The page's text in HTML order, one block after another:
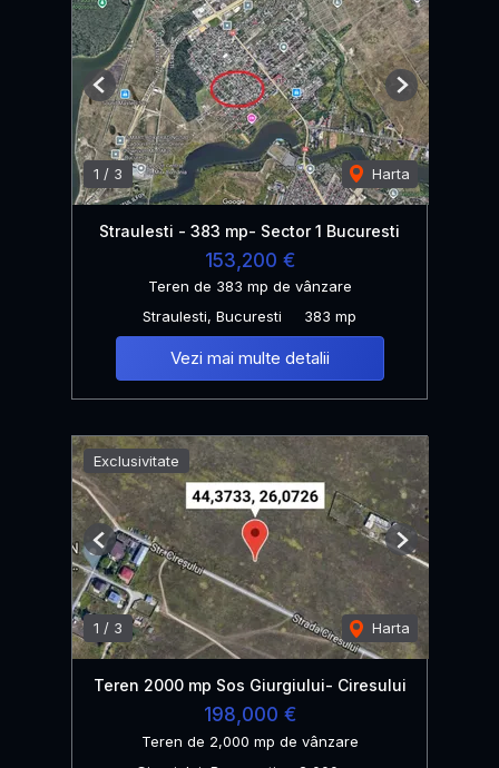
1 / 3 Harta
Previous Next
Straulesti - 383 mp- Sector 1 Bucuresti
153,200 €
Teren de 383 mp de vânzare
Straulesti, Bucuresti
383 mp
Vezi mai multe detalii
Exclusivitate
1 / 3 Harta
Previous Next
Teren 2000 mp Sos Giurgiului- Ciresului
198,000 €
Teren de 2,000 mp de vânzare